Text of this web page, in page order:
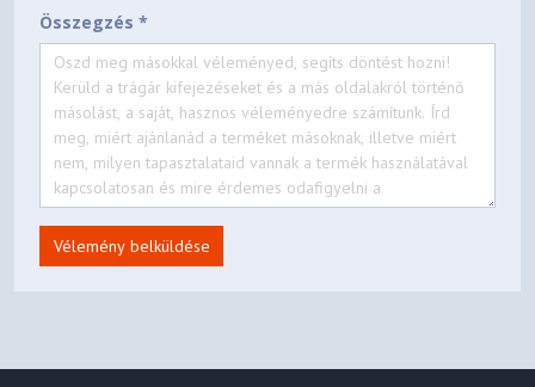
HAS (Állítható magasságú állvány)
5.0mm)
Döntés -3.0º(± 2°) ~ 10.0º(± 2°)
Forgatás-15.0º (± 2°)~ 15.0º(± 2°)
Fali tartó100 x 100
Eco
TápegységAC100-240V 50/60Hz
Összegzés *
Vélemény belküldése